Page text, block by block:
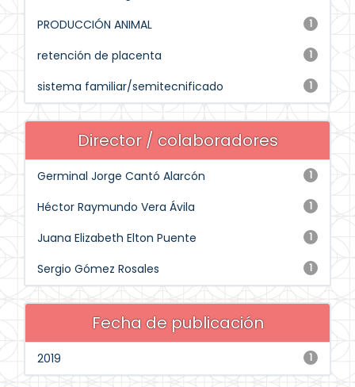
1
PRODUCCIÓN ANIMAL
1
retención de placenta
1
sistema familiar/semitecnificado
Director / colaboradores
1
Germinal Jorge Cantó Alarcón
1
Héctor Raymundo Vera Ávila
1
Juana Elizabeth Elton Puente
1
Sergio Gómez Rosales
Fecha de publicación
1
2019